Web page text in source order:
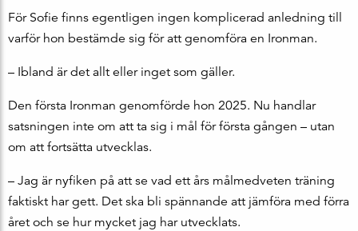
För Sofie finns egentligen ingen komplicerad anledning till
varför hon bestämde sig för att genomföra en Ironman.
– Ibland är det allt eller inget som gäller.
Den första Ironman genomförde hon 2025. Nu handlar
satsningen inte om att ta sig i mål för första gången – utan
om att fortsätta utvecklas.
– Jag är nyfiken på att se vad ett års målmedveten träning
faktiskt har gett. Det ska bli spännande att jämföra med förra
året och se hur mycket jag har utvecklats.